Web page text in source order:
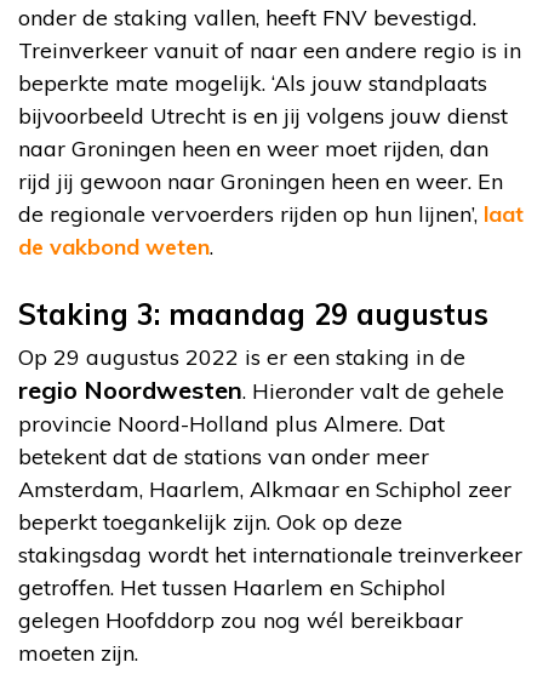
onder de staking vallen, heeft FNV bevestigd.
Treinverkeer vanuit of naar een andere regio is in
beperkte mate mogelijk. ‘Als jouw standplaats
bijvoorbeeld Utrecht is en jij volgens jouw dienst
naar Groningen heen en weer moet rijden, dan
rijd jij gewoon naar Groningen heen en weer. En
de regionale vervoerders rijden op hun lijnen’, laat
de vakbond weten.
Staking 3: maandag 29 augustus
Op 29 augustus 2022 is er een staking in de
regio Noordwesten. Hieronder valt de gehele
provincie Noord-Holland plus Almere. Dat
betekent dat de stations van onder meer
Amsterdam, Haarlem, Alkmaar en Schiphol zeer
beperkt toegankelijk zijn. Ook op deze
stakingsdag wordt het internationale treinverkeer
getroffen. Het tussen Haarlem en Schiphol
gelegen Hoofddorp zou nog wél bereikbaar
moeten zijn.